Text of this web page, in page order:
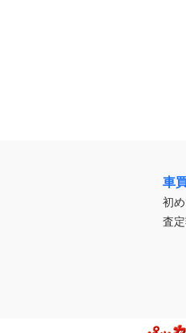
車
初
査